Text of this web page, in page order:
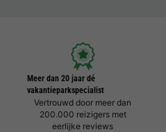
Meer dan 20 jaar dé
vakantieparkspecialist
Vertrouwd door meer dan
200.000 reizigers met
eerlijke reviews